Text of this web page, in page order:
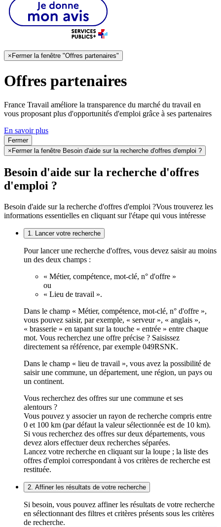
× Fermer la fenêtre "Offres partenaires"
Offres partenaires
France Travail améliore la transparence du marché du travail en
vous proposant plus d'opportunités d'emploi grâce à ses partenaires
En savoir plus
Fermer
× Fermer la fenêtre Besoin d'aide sur la recherche d'offres d'emploi ?
Besoin d'aide sur la recherche d'offres
d'emploi ?
Besoin d'aide sur la recherche d'offres d'emploi ?Vous trouverez les
informations essentielles en cliquant sur l'étape qui vous intéresse
1. Lancer votre recherche
Pour lancer une recherche d'offres, vous devez saisir au moins
un des deux champs :
« Métier, compétence, mot-clé, n° d'offre »
ou
« Lieu de travail ».
Dans le champ « Métier, compétence, mot-clé, n° d'offre »,
vous pouvez saisir, par exemple, « serveur », « anglais »,
« brasserie » en tapant sur la touche « entrée » entre chaque
mot. Vous recherchez une offre précise ? Saisissez
directement sa référence, par exemple 049RSNK.
Dans le champ « lieu de travail », vous avez la possibilité de
saisir une commune, un département, une région, un pays ou
un continent.
Vous recherchez des offres sur une commune et ses
alentours ?
Vous pouvez y associer un rayon de recherche compris entre
0 et 100 km (par défaut la valeur sélectionnée est de 10 km).
Si vous recherchez des offres sur deux départements, vous
devez alors effectuer deux recherches séparées.
Lancez votre recherche en cliquant sur la loupe ; la liste des
offres d'emploi correspondant à vos critères de recherche est
restituée.
2. Affiner les résultats de votre recherche
Si besoin, vous pouvez affiner les résultats de votre recherche
en sélectionnant des filtres et critères présents sous les critères
de recherche.